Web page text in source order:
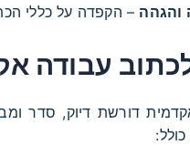
והגהה – הקפדה על כללי
עבודה
דורשת דיוק, סדר